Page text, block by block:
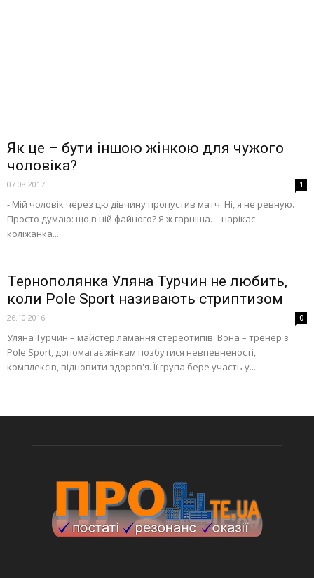
Як це – бути іншою жінкою для чужого
чоловіка?
07.08.2017 1
- Мій чоловік через цю дівчину пропустив матч. Ні, я не ревную.
Просто думаю: що в ній файного? Я ж гарніша. – нарікає
коліжанка...
Тернополянка Уляна Турчин не любить,
коли Pole Sport називають стриптизом
26.10.2016 0
Уляна Турчин – майстер ламання стереотипів. Вона – тренер з
Pole Sport, допомагає жінкам позбутися невпевненості,
комплексів, відновити здоров'я. Її група бере участь у...